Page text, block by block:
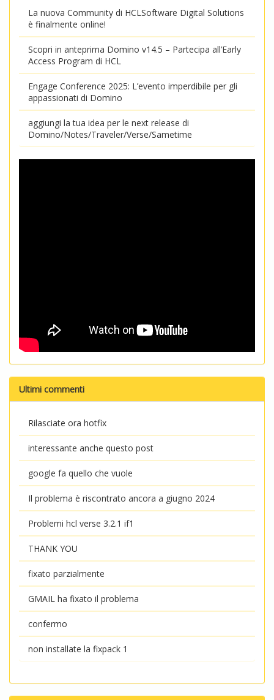
La nuova Community di HCLSoftware Digital Solutions
è finalmente online!
Scopri in anteprima Domino v14.5 – Partecipa all’Early
Access Program di HCL
Engage Conference 2025: L’evento imperdibile per gli
appassionati di Domino
aggiungi la tua idea per le next release di
Domino/Notes/Traveler/Verse/Sametime
Ultimi commenti
Rilasciate ora hotfix
interessante anche questo post
google fa quello che vuole
Il problema è riscontrato ancora a giugno 2024
Problemi hcl verse 3.2.1 if1
THANK YOU
fixato parzialmente
GMAIL ha fixato il problema
confermo
non installate la fixpack 1